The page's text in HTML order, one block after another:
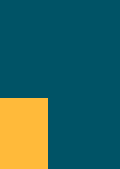
pagina